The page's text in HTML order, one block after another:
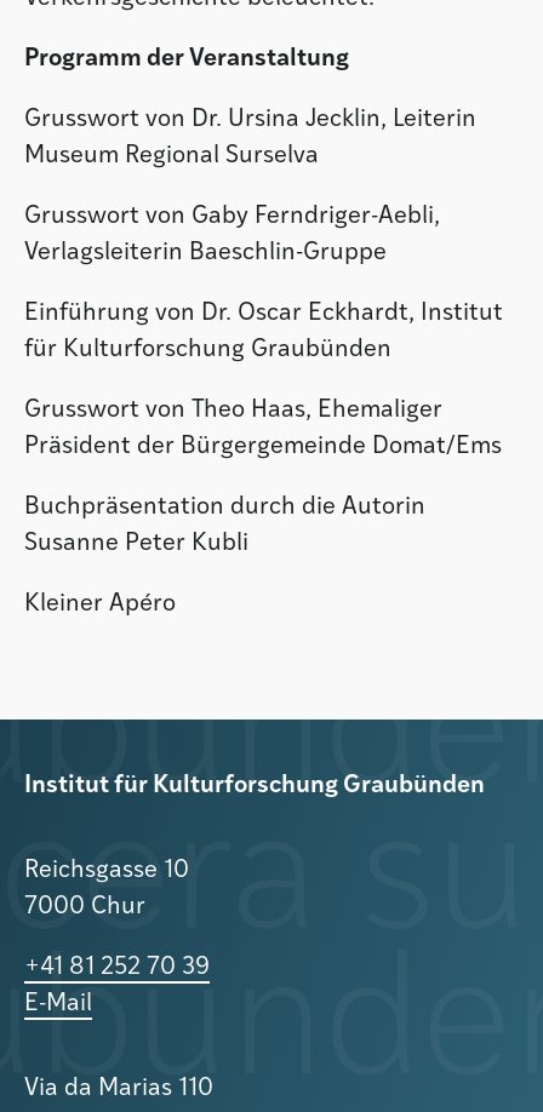
Programm der Veranstaltung
Grusswort von Dr. Ursina Jecklin, Leiterin
Museum Regional Surselva
Grusswort von Gaby Ferndriger-Aebli,
Verlagsleiterin Baeschlin-Gruppe
Einführung von Dr. Oscar Eckhardt, Institut
für Kulturforschung Graubünden
Grusswort von Theo Haas, Ehemaliger
Präsident der Bürgergemeinde Domat/Ems
Buchpräsentation durch die Autorin
Susanne Peter Kubli
Kleiner Apéro
Institut für Kulturforschung Graubünden
Reichsgasse 10
7000 Chur
+41 81 252 70 39
E-Mail
Via da Marias 110